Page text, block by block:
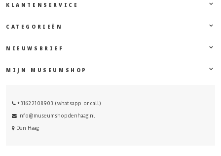
KLANTENSERVICE
CATEGORIEËN
NIEUWSBRIEF
MIJN MUSEUMSHOP
+31622108903 (whatsapp or call)
info@museumshopdenhaag.nl
Den Haag